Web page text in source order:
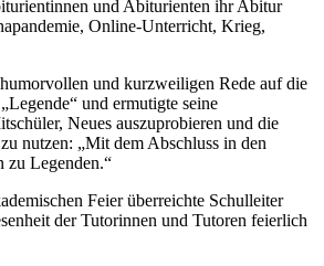
und Abiturienten ihr Abitur
Online-Unterricht, Krieg,
und kurzweiligen Rede auf die
und ermutigte seine
Neues auszuprobieren und die
nutzen: „Mit dem Abschluss in den
zu Legenden.“
Feier überreichte Schulleiter
der Tutorinnen und Tutoren feierlich